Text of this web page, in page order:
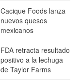
Cacique Foods lanza
nuevos quesos
mexicanos
FDA retracta resultado
positivo a la lechuga
de Taylor Farms